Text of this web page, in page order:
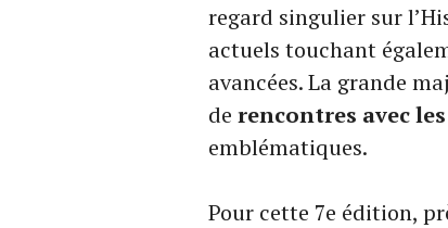
regard singulier sur
actuels touchant
avancées. La grande
de rencontres avec
emblématiques.
Pour cette 7e édition,